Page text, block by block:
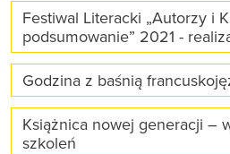
Festiwal Literacki „Autorzy i
podsumowanie” 2021 -
Godzina z baśnią
Książnica nowej generacji –
szkoleń